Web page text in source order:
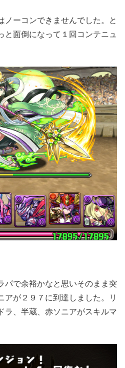
ノーコンできませんでした。と
と面倒になって１回コンテニュ
パで余裕かなと思いそのまま突
アが２９７に到達しました。リ
ラ、半蔵、赤ソニアがスキルマ